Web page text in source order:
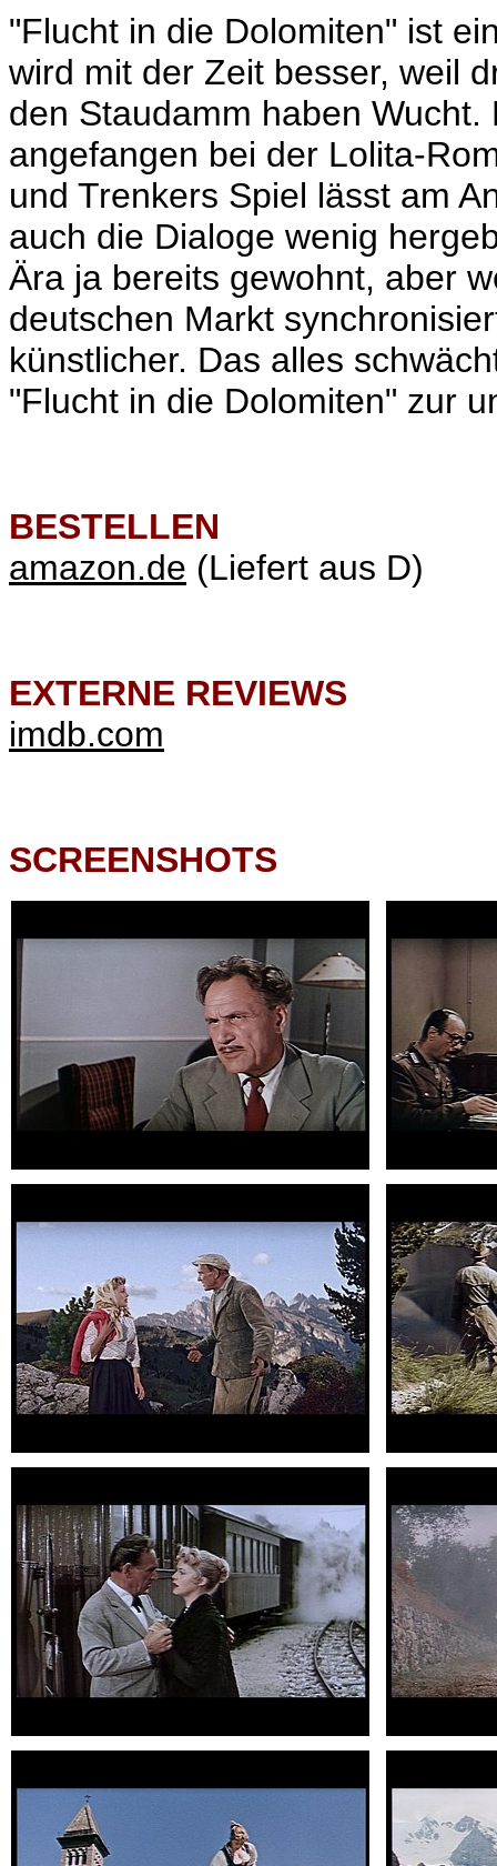
"Flucht in die Dolomiten" ist
wird mit der Zeit besser, weil
den Staudamm haben
angefangen bei der Lolita-
und Trenkers Spiel lässt am
auch die Dialoge wenig
Ära ja bereits gewohnt, aber
deutschen Markt
künstlicher. Das alles
"Flucht in die Dolomiten" zur
BESTELLEN
amazon.de (Liefert aus D)
EXTERNE REVIEWS
imdb.com
SCREENSHOTS